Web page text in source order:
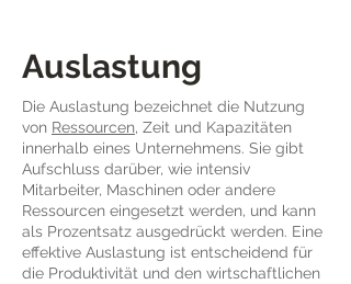
Auslastung
Die Auslastung bezeichnet die Nutzung
von Ressourcen, Zeit und Kapazitäten
innerhalb eines Unternehmens. Sie gibt
Aufschluss darüber, wie intensiv
Mitarbeiter, Maschinen oder andere
Ressourcen eingesetzt werden, und kann
als Prozentsatz ausgedrückt werden. Eine
effektive Auslastung ist entscheidend für
die Produktivität und den wirtschaftlichen